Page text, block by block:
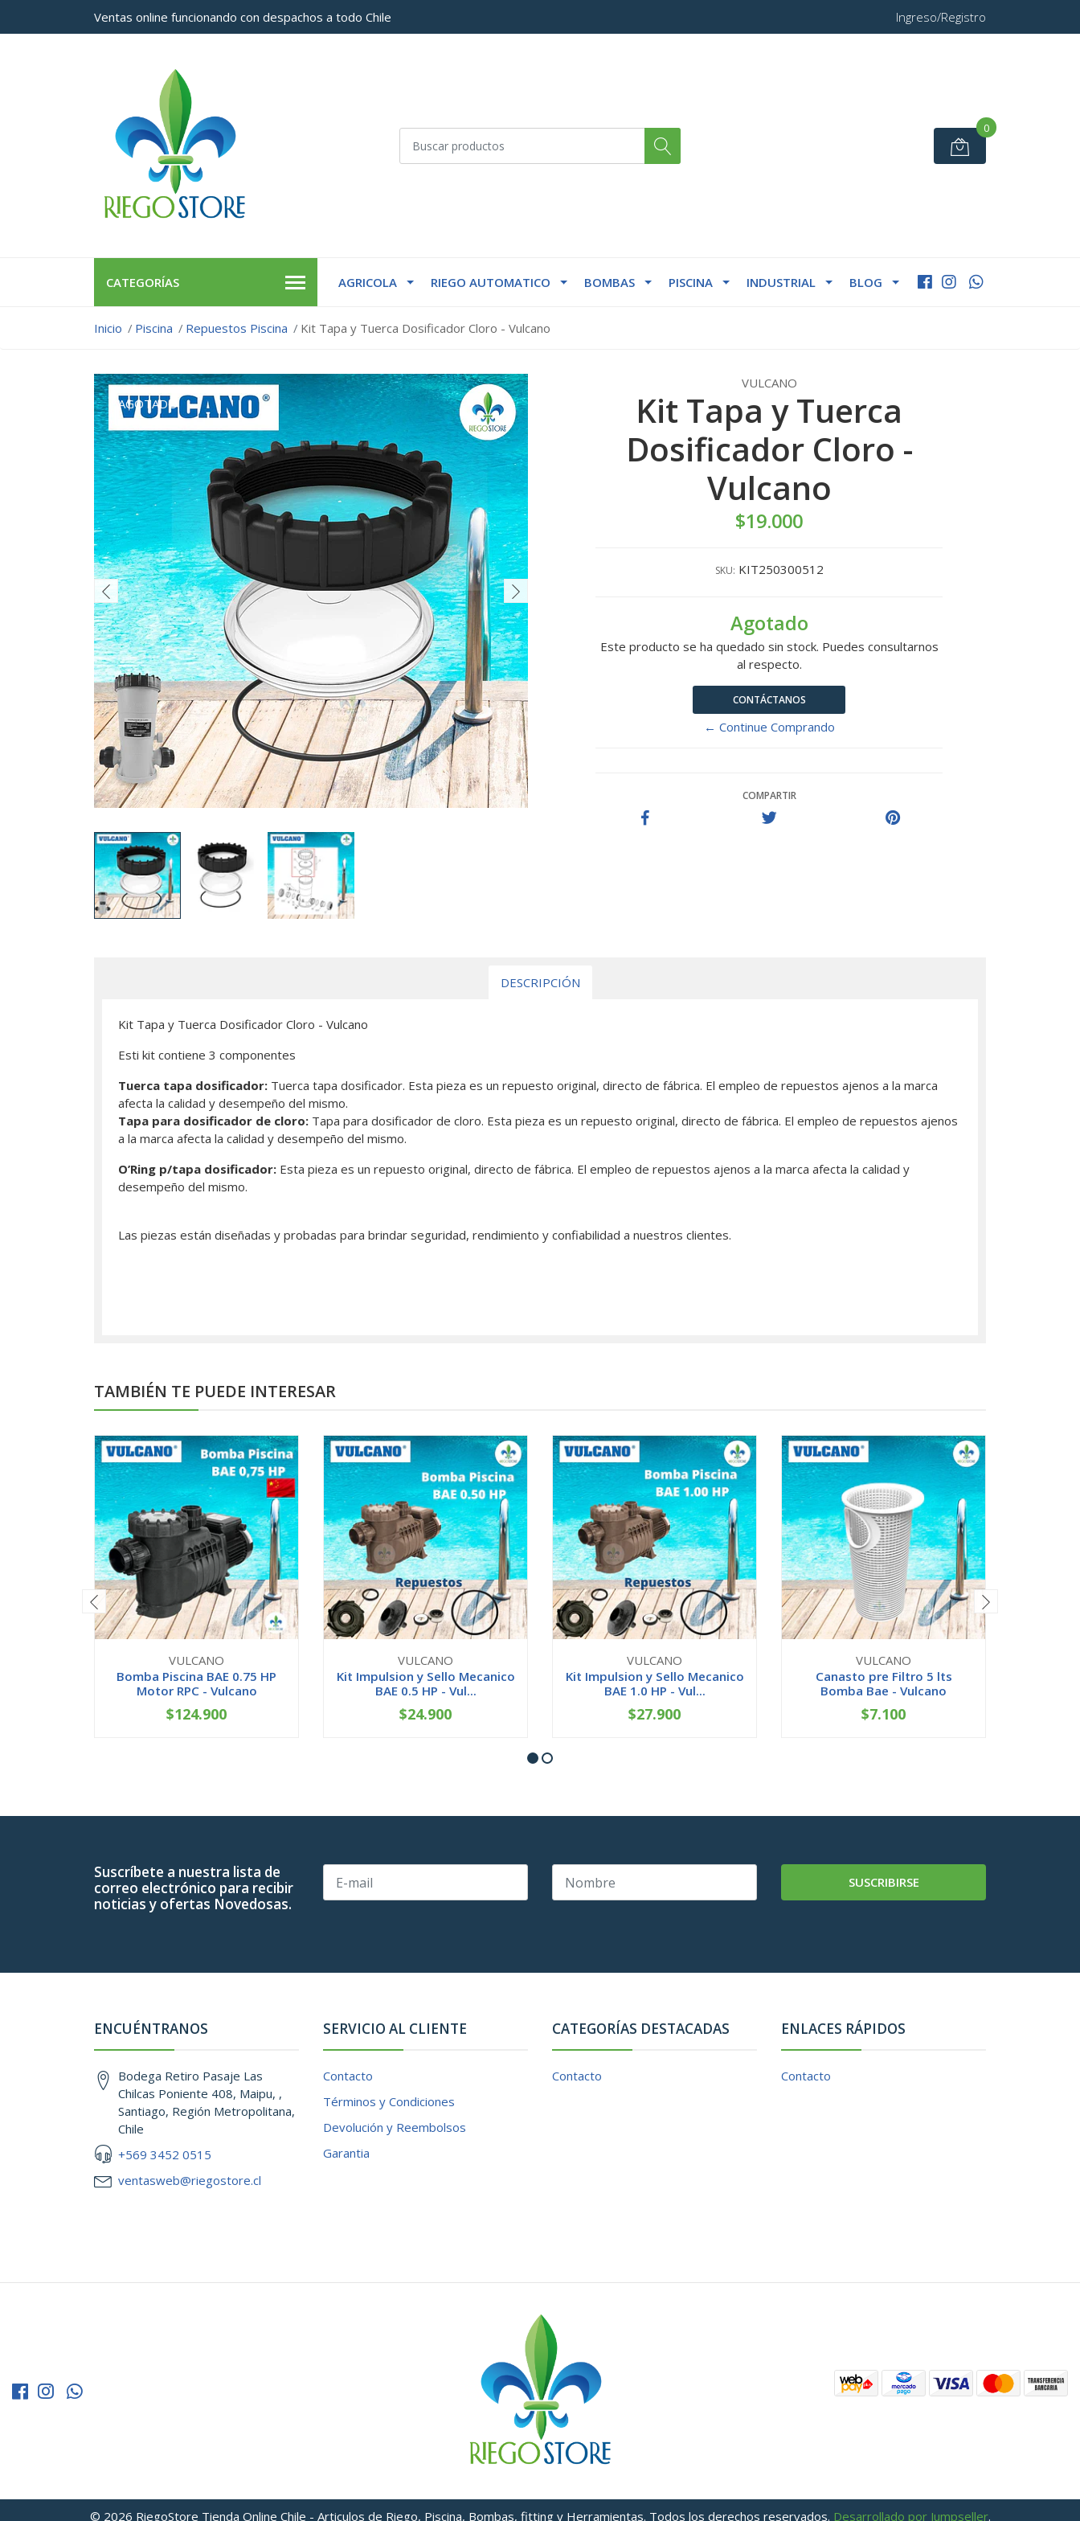
Ventas online funcionando con despachos a todo Chile Ingreso/Registro
0
CATEGORÍAS AGRICOLA RIEGO AUTOMATICO BOMBAS PISCINA INDUSTRIAL BLOG
Inicio Piscina Repuestos Piscina Kit Tapa y Tuerca Dosificador Cloro - Vulcano
AGOTADO
VULCANO
Kit Tapa y Tuerca
Dosificador Cloro -
Vulcano
$19.000
SKU: KIT250300512
Agotado
Este producto se ha quedado sin stock. Puedes consultarnos
al respecto.
CONTÁCTANOS
← Continue Comprando
COMPARTIR
DESCRIPCIÓN
Kit Tapa y Tuerca Dosificador Cloro - Vulcano
Esti kit contiene 3 componentes
Tuerca tapa dosificador: Tuerca tapa dosificador. Esta pieza es un repuesto original, directo de fábrica. El empleo de repuestos ajenos a la marca
afecta la calidad y desempeño del mismo.
Tapa para dosificador de cloro: Tapa para dosificador de cloro. Esta pieza es un repuesto original, directo de fábrica. El empleo de repuestos ajenos
a la marca afecta la calidad y desempeño del mismo.
O’Ring p/tapa dosificador: Esta pieza es un repuesto original, directo de fábrica. El empleo de repuestos ajenos a la marca afecta la calidad y
desempeño del mismo.
Las piezas están diseñadas y probadas para brindar seguridad, rendimiento y confiabilidad a nuestros clientes.
TAMBIÉN TE PUEDE INTERESAR
VULCANO
Bomba Piscina BAE 0.75 HP
Motor RPC - Vulcano
+
$124.900
VULCANO
Kit Impulsion y Sello Mecanico
BAE 0.5 HP - Vul...
+
$24.900
VULCANO
Kit Impulsion y Sello Mecanico
BAE 1.0 HP - Vul...
+
$27.900
VULCANO
Canasto pre Filtro 5 lts
Bomba Bae - Vulcano
+
$7.100
Suscríbete a nuestra lista de
correo electrónico para recibir
noticias y ofertas Novedosas.
SUSCRIBIRSE
ENCUÉNTRANOS
Bodega Retiro Pasaje Las
Chilcas Poniente 408, Maipu, ,
Santiago, Región Metropolitana,
Chile
+569 3452 0515
ventasweb@riegostore.cl
SERVICIO AL CLIENTE
Contacto
Términos y Condiciones
Devolución y Reembolsos
Garantia
CATEGORÍAS DESTACADAS
Contacto
ENLACES RÁPIDOS
Contacto
© 2026 RiegoStore Tienda Online Chile - Articulos de Riego, Piscina, Bombas, fitting y Herramientas. Todos los derechos reservados. Desarrollado por Jumpseller.